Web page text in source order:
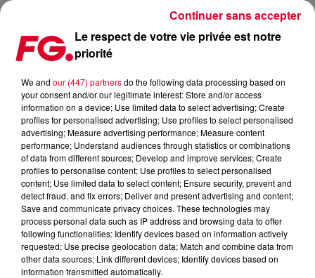
LES 30 ANS D’ASTROPOLIS : LES DÉBUTS D’ASTROPOLIS
Le respect de votre vie privée est notre
priorité
We and our (447) partnersdo the following data processing based on
your consent and/or our legitimate interest: Store and/or access
information on a device; Use limited data to select advertising; Create
profiles for personalised advertising; Use profiles to select personalised
advertising; Measure advertising performance; Measure content
performance; Understand audiences through statistics or combinations
of data from different sources; Develop and improve services; Create
profiles to personalise content; Use profiles to select personalised
content; Use limited data to select content; Ensure security, prevent and
detect fraud, and fix errors; Deliver and present advertising and content;
Save and communicate privacy choices. These technologies may
process personal data such as IP address and browsing data to offer
following functionalities: Identify devices based on information actively
requested; Use precise geolocation data; Match and combine data from
other data sources; Link different devices; Identify devices based on
information transmitted automatically.
Continuer sans accepter